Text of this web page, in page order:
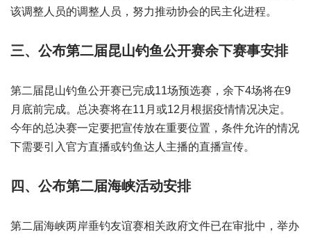
该调整人员的调整人员，努力推动协会的民主化进程。
三、公布第二届昆山钓鱼公开赛余下赛事安排
第二届昆山钓鱼公开赛已完成11场预选赛，余下4场将在9
月底前完成。总决赛将在11月或12月根据疫情情况决定。
今年的总决赛一定要把宣传放在重要位置，条件允许的情况
下需要引入官方直播或钓鱼达人主播的直播宣传。
四、公布第二届海峡活动安排
第二届海峡两岸垂钓友谊赛相关政府文件已在审批中，举办